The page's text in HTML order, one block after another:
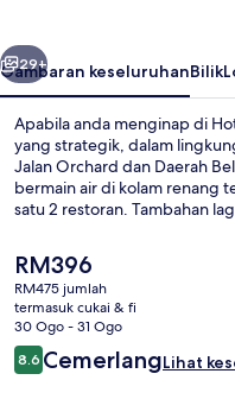
Seterusnya
29+
Gambaran keseluruhanBilik
Apabila anda menginap di
yang strategik, dalam
Jalan Orchard dan Daerah
bermain air di kolam renang
satu 2 restoran. Tambahan
dengan menaiki kenderaan.
lokasi mendapat pujian
terletak berdekatan dengan
MRT Rochor ialah 2 minit dan
Harga
semasa
ialah
RM396
RM396
RM475 jumlah
termasuk cukai & fi
30 Ogo - 31 Ogo
Ulasan
8.68.6 daripada 10
CemerlangLihat